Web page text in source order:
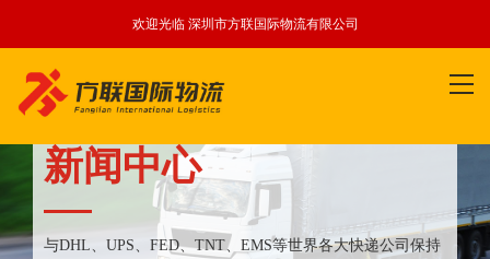
欢迎光临 深圳市方联国际物流有限公司
新闻中心
与DHL、UPS、FED、TNT、EMS等世界各大快递公司保持